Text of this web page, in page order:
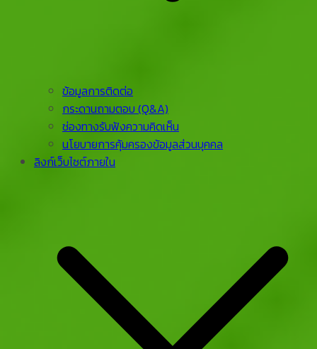
ข้อมูลการติดต่อ
กระดานถามตอบ (Q&A)
ช่องทางรับฟังความคิดเห็น
นโยบายการคุ้มครองข้อมูลส่วนบุคคล
ลิงก์เว็บไซต์ภายใน